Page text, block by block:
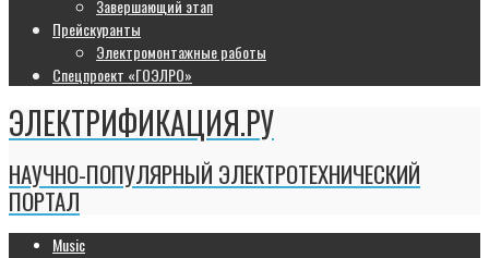
Завершающий этап
Прейскуранты
Электромонтажные работы
Спецпроект «ГОЭЛРО»
ЭЛЕКТРИФИКАЦИЯ.РУ
НАУЧНО-ПОПУЛЯРНЫЙ ЭЛЕКТРОТЕХНИЧЕСКИЙ
ПОРТАЛ
Music